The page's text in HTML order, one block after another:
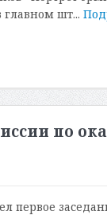
главном шт...
по
первое